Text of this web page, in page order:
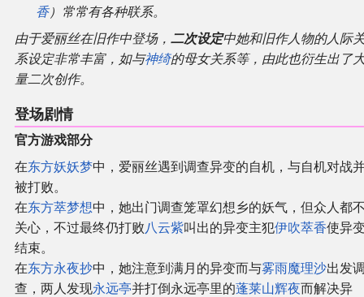
香）常常有各种联系。
由于爱丽丝在旧作中登场， 二次设定中她和旧作人物的人际
系设定非常丰富，如与神绮的母女关系等，由此也衍生出了
量二次创作。
登场剧情
官方游戏部分
在东方妖妖梦中，爱丽丝遇到调查异变的自机，与自机对战
被打败。
在东方萃梦想中，她出门调查笼罩幻想乡的妖气，但众人都
关心，不过最终仍打败八云紫叫出的异变主犯伊吹萃香使异
结束。
在东方永夜抄中，她注意到满月的异变而与雾雨魔理沙出发
查，两人发现永远亭并打倒永远亭里的蓬莱山辉夜而解决异